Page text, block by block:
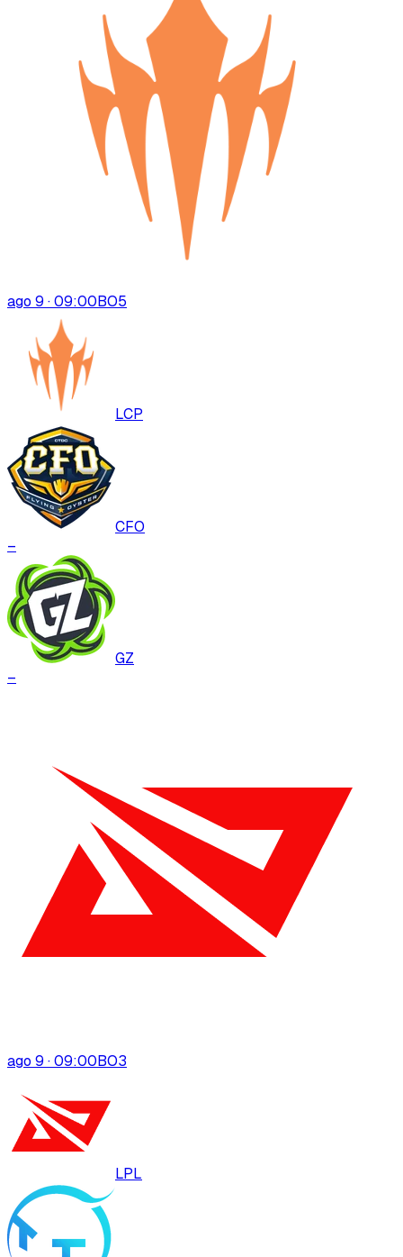
ago 9 · 09:00BO5
LCP
CFO
–
GZ
–
ago 9 · 09:00BO3
LPL